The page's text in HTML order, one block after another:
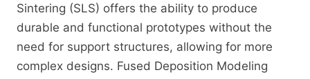
Sintering (SLS) offers the ability to produce
durable and functional prototypes without the
need for support structures, allowing for more
complex designs. Fused Deposition Modeling